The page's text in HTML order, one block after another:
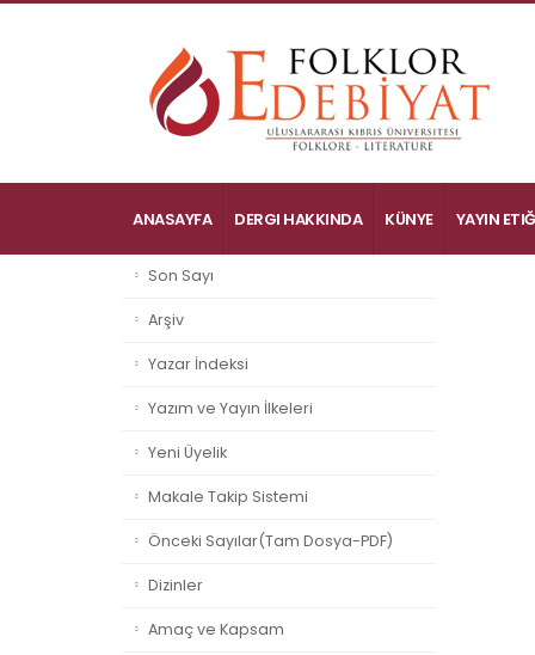
ANASAYFA DERGI HAKKINDA KÜNYE YAYIN
Son Sayı
Arşiv
Yazar İndeksi
Yazım ve Yayın İlkeleri
Yeni Üyelik
Makale Takip Sistemi
Önceki Sayılar(Tam Dosya-PDF)
Dizinler
Amaç ve Kapsam